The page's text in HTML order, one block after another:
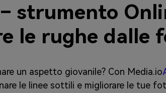
strumento
le rughe dalle
un aspetto giovanile? Con Media.io
le linee sottili e migliorare le tue